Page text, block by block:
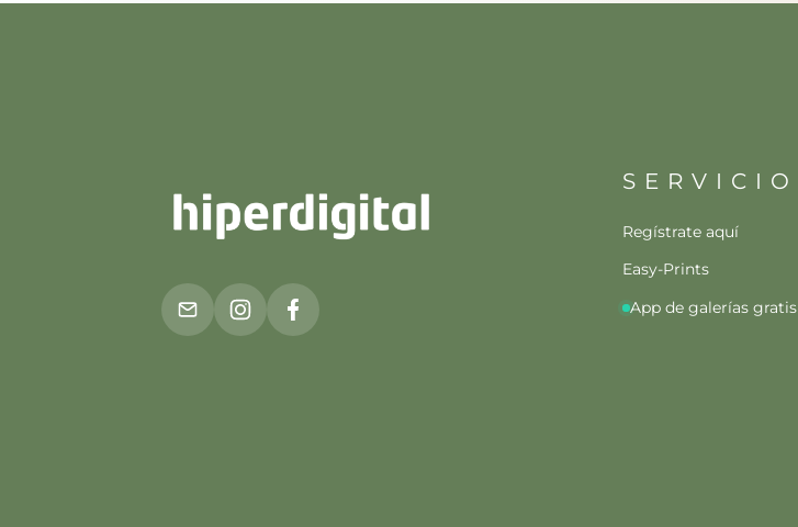
SERVICIO
Regístrate aquí
Easy-Prints
App de galerías gratis